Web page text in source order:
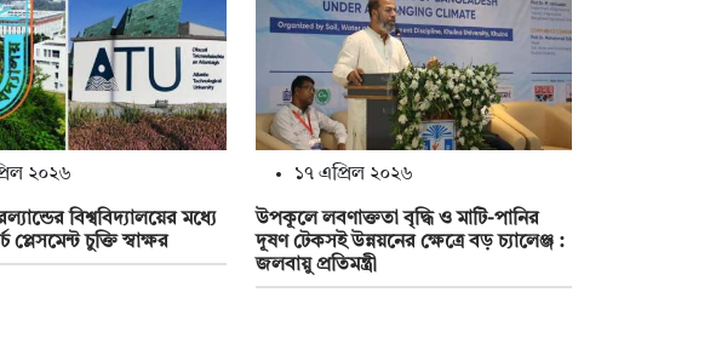
২০২৬
বিশ্ববিদ্যালয়ের মধ্যে
প্লেসমেন্ট চুক্তি স্বাক্ষর
১৭ এপ্রিল ২০২৬
উপকূলে লবণাক্ততা বৃদ্ধি ও মাটি-পানির
দূষণ টেকসই উন্নয়নের ক্ষেত্রে বড় চ্যালেঞ্জ :
জলবায়ু প্রতিমন্ত্রী